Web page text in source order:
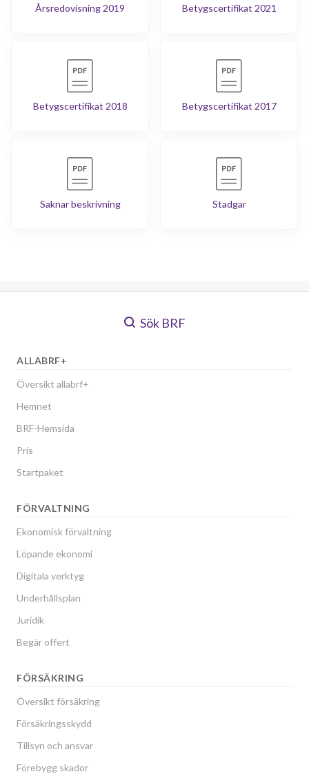
Årsredovisning 2019 Betygscertifikat 2021
Betygscertifikat 2018 Betygscertifikat 2017
Saknar beskrivning Stadgar
Sök BRF
ALLABRF+
Översikt allabrf+
Hemnet
BRF-Hemsida
Pris
Startpaket
FÖRVALTNING
Ekonomisk förvaltning
Löpande ekonomi
Digitala verktyg
Underhållsplan
Juridik
Begär offert
FÖRSÄKRING
Översikt försäkring
Försäkringsskydd
Tillsyn och ansvar
Förebygg skador